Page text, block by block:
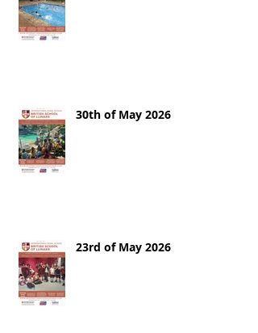
30th of May 2026
23rd of May 2026